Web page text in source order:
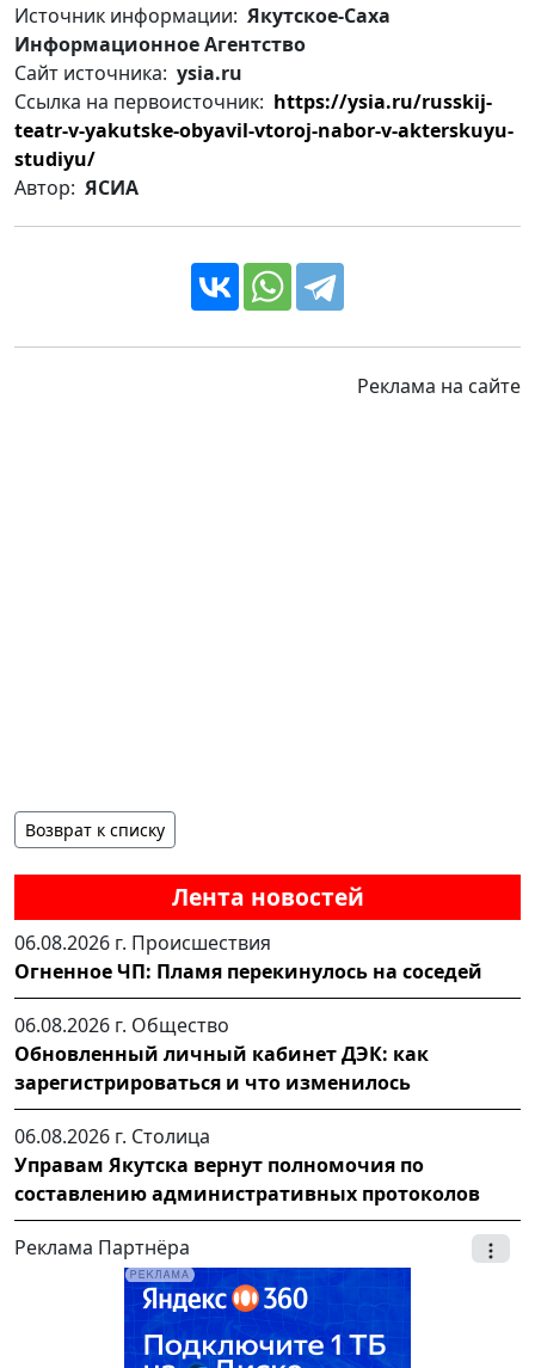
Лента новостей
06.08.2026 г. Происшествия
Огненное ЧП: Пламя перекинулось на соседей
06.08.2026 г. Общество
Обновленный личный кабинет ДЭК: как
зарегистрироваться и что изменилось
06.08.2026 г. Столица
Управам Якутска вернут полномочия по
составлению административных протоколов
Реклама Партнёра
Источник информации: Якутское-Саха
Информационное Агентство
Сайт источника: ysia.ru
Ссылка на первоисточник: https://ysia.ru/russkij-
teatr-v-yakutske-obyavil-vtoroj-nabor-v-akterskuyu-
studiyu/
Автор: ЯСИА
Реклама на сайте
Возврат к списку